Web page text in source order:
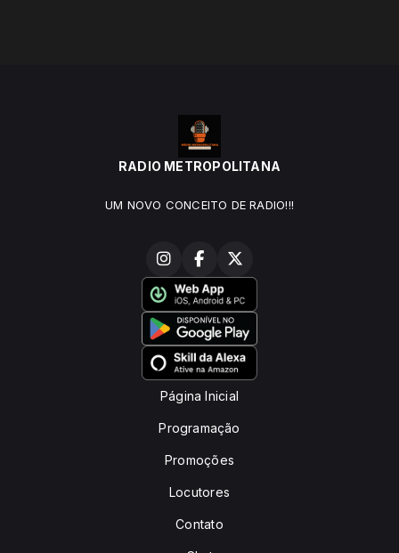
RADIO METROPOLITANA
UM NOVO CONCEITO DE RADIO!!!
Página Inicial
Programação
Promoções
Locutores
Contato